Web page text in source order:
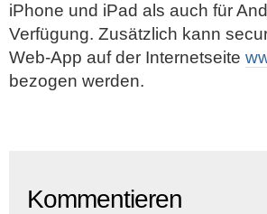
iPhone und iPad als auch für
Verfügung. Zusätzlich kann
Web-App auf der Internetseite
bezogen werden.
Kommentieren